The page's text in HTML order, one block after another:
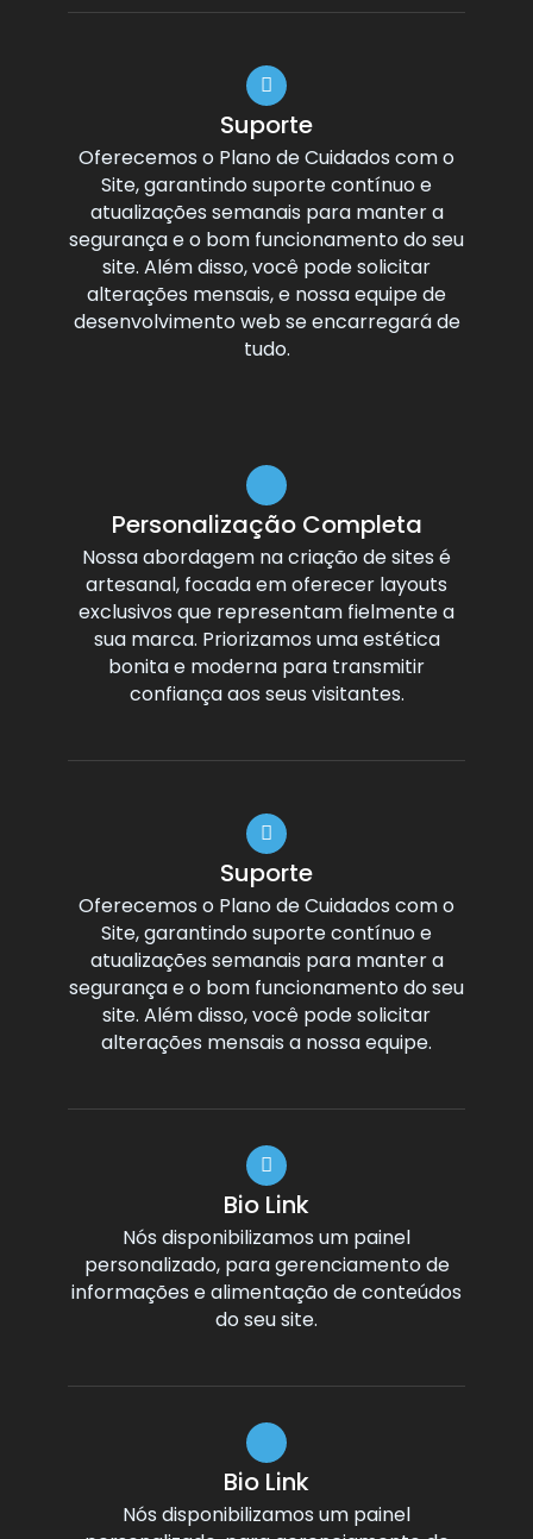
Suporte
Oferecemos o Plano de Cuidados com o
Site, garantindo suporte contínuo e
atualizações semanais para manter a
segurança e o bom funcionamento do seu
site. Além disso, você pode solicitar
alterações mensais, e nossa equipe de
desenvolvimento web se encarregará de
tudo.
Personalização Completa
Nossa abordagem na criação de sites é
artesanal, focada em oferecer layouts
exclusivos que representam fielmente a
sua marca. Priorizamos uma estética
bonita e moderna para transmitir
confiança aos seus visitantes.
Suporte
Oferecemos o Plano de Cuidados com o
Site, garantindo suporte contínuo e
atualizações semanais para manter a
segurança e o bom funcionamento do seu
site. Além disso, você pode solicitar
alterações mensais a nossa equipe.
Bio Link
Nós disponibilizamos um painel
personalizado, para gerenciamento de
informações e alimentação de conteúdos
do seu site.
Bio Link
Nós disponibilizamos um painel